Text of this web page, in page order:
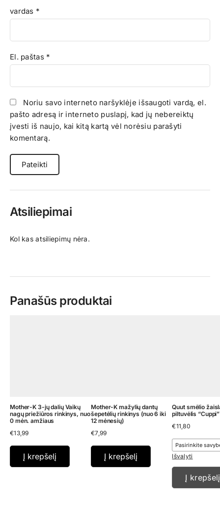
vardas *
El. paštas *
Noriu savo interneto naršyklėje išsaugoti vardą, el.
pašto adresą ir interneto puslapį, kad jų nebereiktų
įvesti iš naujo, kai kitą kartą vėl norėsiu parašyti
komentarą.
Atsiliepimai
Kol kas atsiliepimų nėra.
Panašūs produktai
Mother-K 3-jų dalių Vaikų
nagų priežiūros rinkinys, nuo
0 mėn. amžiaus
€13,99
Į krepšelį
Mother-K mažylių dantų
šepetėlių rinkinys (nuo 6 iki
12 mėnesių)
€7,99
Į krepšelį
Quut smėlio
piltuvėlis “Cuppi”
€11,80
Išvalyti
Į krepšelį